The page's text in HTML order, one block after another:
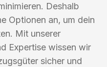
Deshalb
Optionen an, um dein
Mit unserer
Expertise wissen wir
sicher und